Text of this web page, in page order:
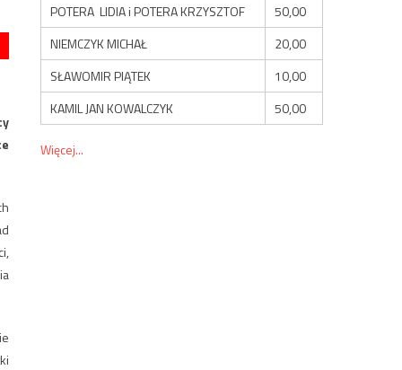
POTERA LIDIA i POTERA KRZYSZTOF
50,00
NIEMCZYK MICHAŁ
20,00
SŁAWOMIR PIĄTEK
10,00
KAMIL JAN KOWALCZYK
50,00
Więcej...